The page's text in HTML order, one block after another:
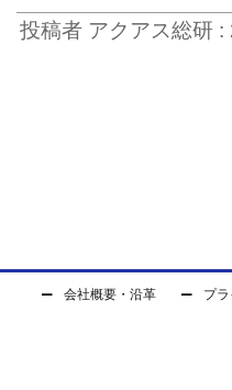
投稿者 アクアス総研
会社概要・沿革 プ